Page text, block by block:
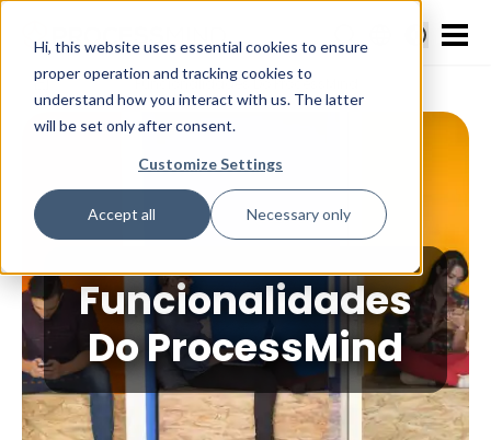
Hi, this website uses essential cookies to ensure
proper operation and tracking cookies to
understand how you interact with us. The latter
will be set only after consent.
Customize Settings
Accept all Necessary only
> Produto > Funcionalidades Do ProcessMind
Funcionalidades
Do ProcessMind